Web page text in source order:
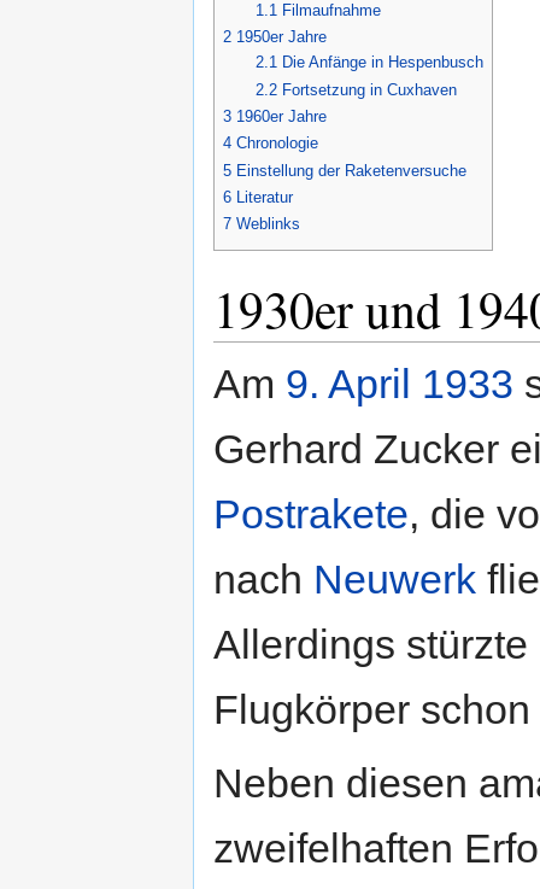
1.1 Filmaufnahme
2 1950er Jahre
2.1 Die Anfänge in Hespenbusch
2.2 Fortsetzung in Cuxhaven
3 1960er Jahre
4 Chronologie
5 Einstellung der Raketenversuche
6 Literatur
7 Weblinks
1930er und
Am 9. April 1933
Gerhard Zucker
Postrakete, die
nach Neuwerk
Allerdings stürzte
Flugkörper
Neben diesen
zweifelhaften